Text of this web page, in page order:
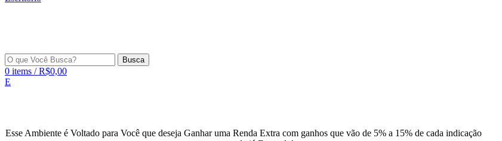
Busca
0 items / R$0,00
E
Esse Ambiente é Voltado para Você que deseja Ganhar uma Renda Extra com ganhos que vão de 5% a 15% de cada indicação